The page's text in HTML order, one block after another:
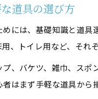
道具の選び方
には、基礎知識と道
、トイレ用など、それ
、バケツ、雑巾、ス
はまず手軽な道具から